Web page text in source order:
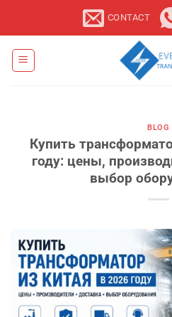
CONTACT
BLOG
Купить
году: цены,
выбор